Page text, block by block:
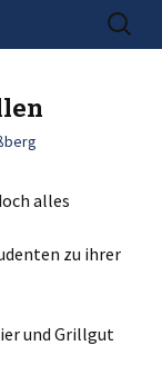
Search
for:
alles
zu ihrer
und Grillgut